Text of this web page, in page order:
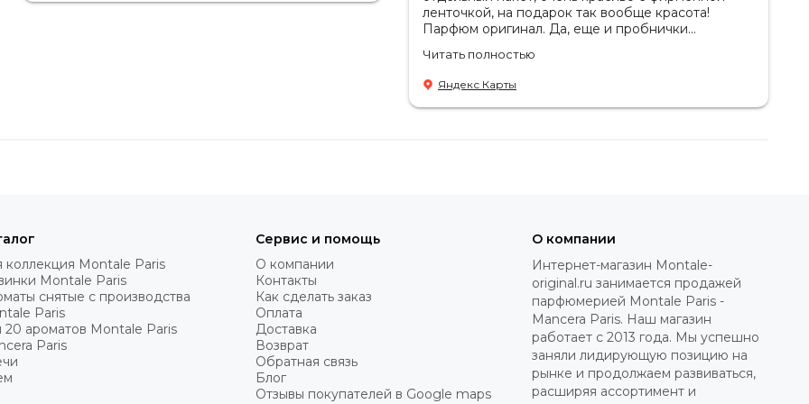
ленточкой, на подарок так вообще красота!
Парфюм оригинал. Да, еще и пробнички
сайте. В Москве лучше магазина с монталь не
найти! Единственный магазин в Москве, где
адекватный персонал.
Читать полностью
Яндекс Карты
коллекция Montale Paris
Montale Paris
cнятые с производства
Paris
20 ароматов Montale Paris
Paris
Сервис и помощь
О компании
Контакты
Как сделать заказ
Оплата
Доставка
Возврат
Обратная связь
Блог
Отзывы покупателей в Google maps
О компании
Интернет-магазин Montale-
original.ru занимается продажей
парфюмерией Montale Paris -
Mancera Paris. Наш магазин
работает с 2013 года. Мы успешно
заняли лидирующую позицию на
рынке и продолжаем развиваться,
расширяя ассортимент и